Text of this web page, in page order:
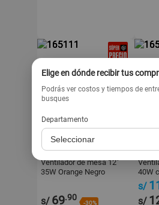
ORANGE
Ventilador de mesa 12"
35W Orange Negro
s/ 69.90
-30%
40W
s/
s/
Elige en dónde recibir tus
Podrás ver costos y tiempos de
busques
Departamento